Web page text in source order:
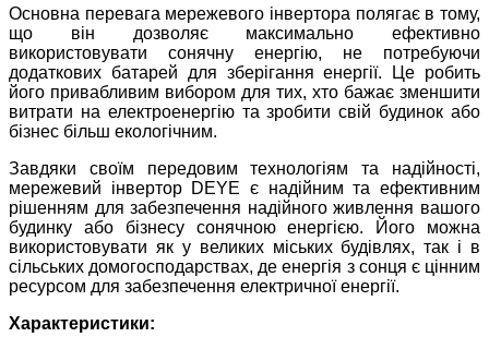
Основна перевага мережевого інвертора полягає в тому,
що він дозволяє максимально ефективно
використовувати сонячну енергію, не потребуючи
додаткових батарей для зберігання енергії. Це робить
його привабливим вибором для тих, хто бажає зменшити
витрати на електроенергію та зробити свій будинок або
бізнес більш екологічним.
Завдяки своїм передовим технологіям та надійності,
мережевий інвертор DEYE є надійним та ефективним
рішенням для забезпечення надійного живлення вашого
будинку або бізнесу сонячною енергією. Його можна
використовувати як у великих міських будівлях, так і в
сільських домогосподарствах, де енергія з сонця є цінним
ресурсом для забезпечення електричної енергії.
Характеристики: